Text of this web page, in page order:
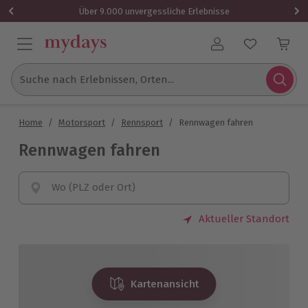
Über 9.000 unvergessliche Erlebnisse
Benutzerkonto
Suche nach Erlebnissen, Orten...
Home / Motorsport / Rennsport / Rennwagen fahren
Rennwagen fahren
Wo (PLZ oder Ort)
Aktueller Standort
Kartenansicht